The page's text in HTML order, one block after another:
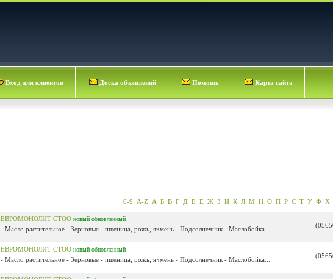
Вход для клиентов Доска объявлений Помощь Карта сайта
0-9 A-Z А Б В Г Д Е Ё Ж З И К Л М Н О П Р С Т У Ф Х
ЕВРОМОНОЛИТ СТОО новый обновленный
- Масло растительное - Зерновые - пшеница, рожь, ячмень - Подсолнечник - Маслобойка...
ЕВРОМОНОЛИТ СТОО новый обновленный
- Масло растительное - Зерновые - пшеница, рожь, ячмень - Подсолнечник - Маслобойка...